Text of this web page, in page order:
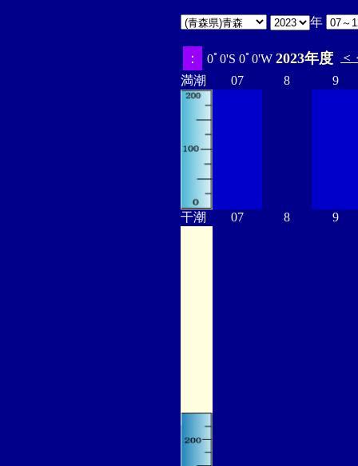
年
： 0ﾟ0'S 0ﾟ0'W 2023年度
＜
満潮
07 8 9
干潮 07 8 9